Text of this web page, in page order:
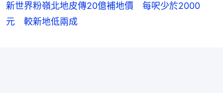
新世界粉嶺北地皮傳20億補地價 每呎少於2000
元 較新地低兩成